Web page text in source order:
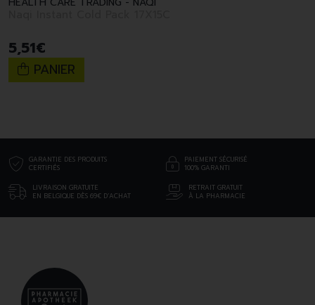
5,51€
PANIER
GARANTIE DES PRODUITS
CERTIFIÉS
PAIEMENT SÉCURISÉ
100% GARANTI
LIVRAISON GRATUITE
EN BELGIQUE DÈS 69€ D’ACHAT
RETRAIT GRATUIT
À LA PHARMACIE